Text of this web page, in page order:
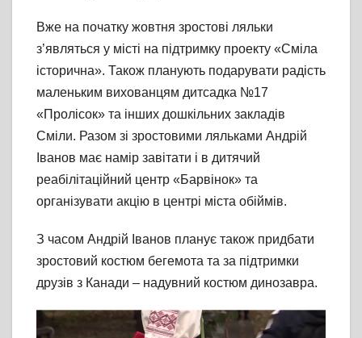
Вже на початку жовтня зростові ляльки
з’являться у місті на підтримку проекту «Сміла
історична». Також планують подарувати радість
маленьким вихованцям дитсадка №17
«Пролісок» та інших дошкільних закладів
Сміли. Разом зі зростовими ляльками Андрій
Іванов має намір завітати і в дитячий
реабілітаційний центр «Барвінок» та
організувати акцію в центрі міста обіймів.
З часом Андрій Іванов планує також придбати
зростовий костюм бегемота та за підтримки
друзів з Канади – надувний костюм динозавра.